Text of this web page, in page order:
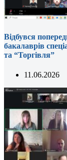
Відбувся
бакалаврів
та “Торгівля”
11.06.2026